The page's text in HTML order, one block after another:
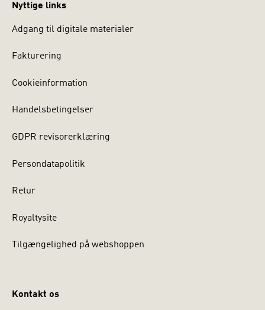
Nyttige links
Adgang til digitale materialer
Fakturering
Cookieinformation
Handelsbetingelser
GDPR revisorerklæring
Persondatapolitik
Retur
Royaltysite
Tilgængelighed på webshoppen
Kontakt os